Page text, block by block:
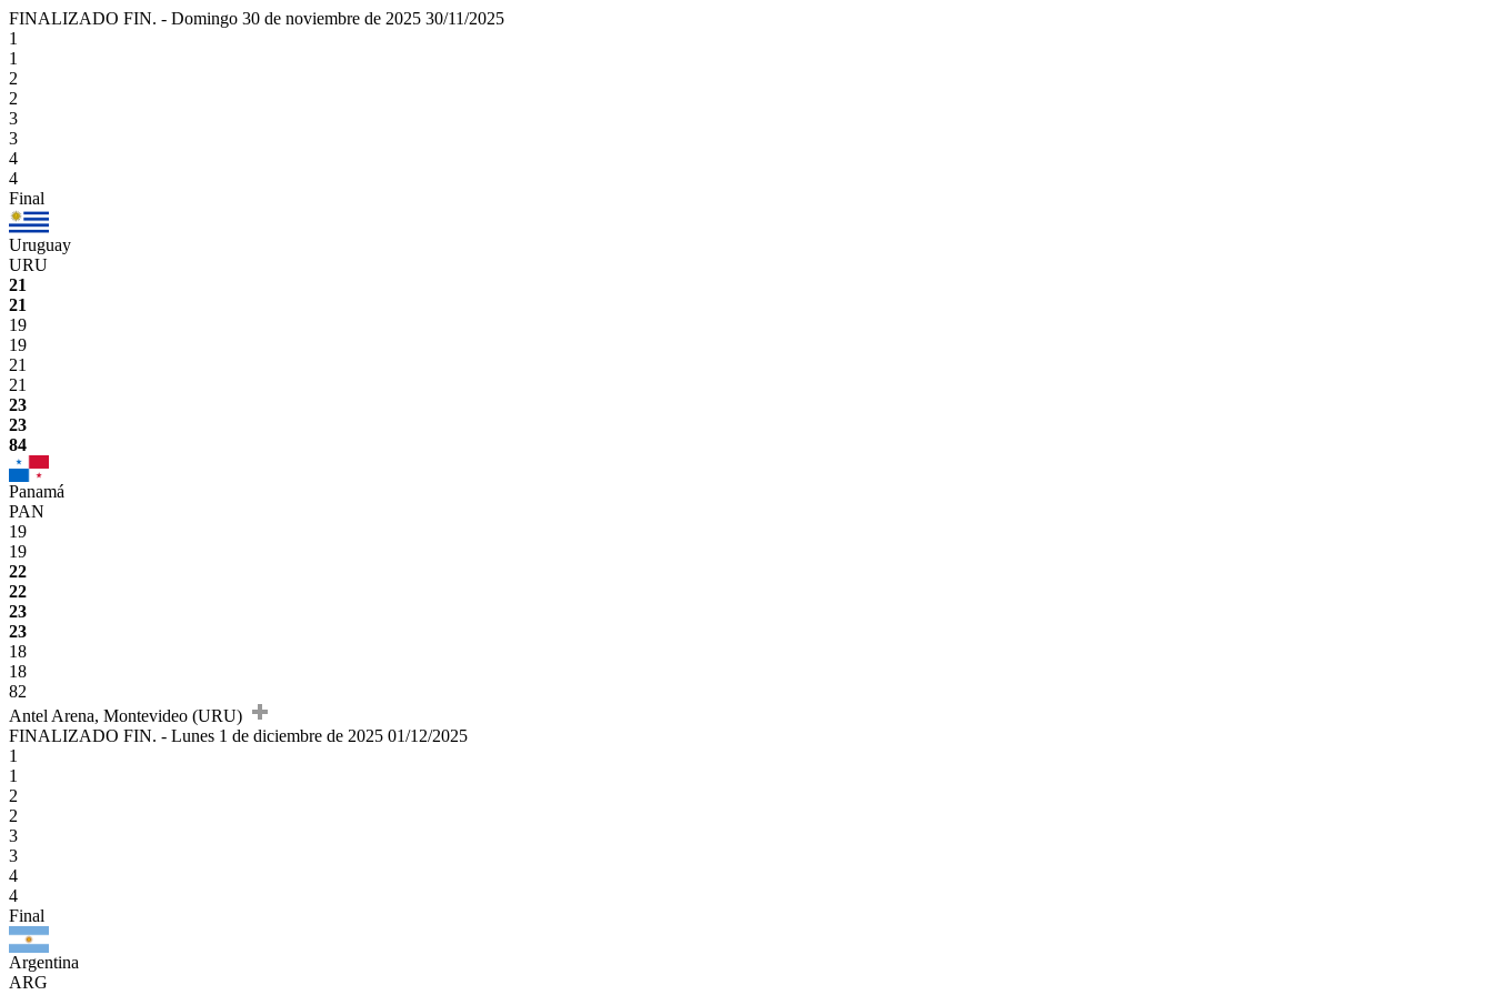
FINALIZADO FIN. - Domingo 30 de noviembre de 2025 30/11/2025
1
1
2
2
3
3
4
4
Final
Uruguay
URU
21
21
19
19
21
21
23
23
84
Panamá
PAN
19
19
22
22
23
23
18
18
82
Antel Arena, Montevideo (URU)
FINALIZADO FIN. - Lunes 1 de diciembre de 2025 01/12/2025
1
1
2
2
3
3
4
4
Final
Argentina
ARG